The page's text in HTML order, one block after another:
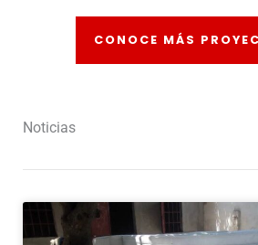
CONOCE MÁS
Noticias
P
á
P
á
á
P
á
á